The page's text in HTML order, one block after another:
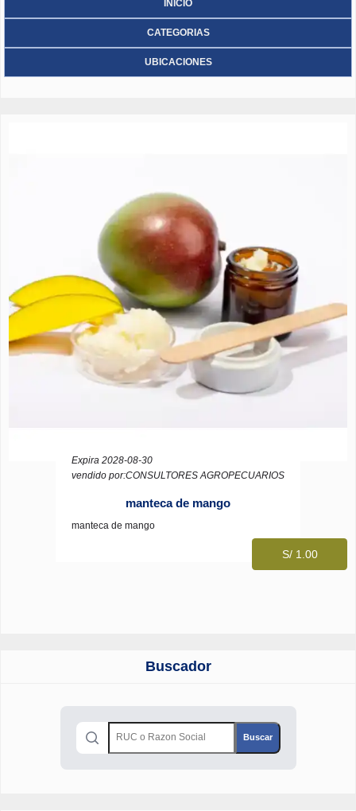
INICIO
CATEGORIAS
UBICACIONES
Expira 2028-08-30
vendido por:CONSULTORES AGROPECUARIOS
manteca de mango
manteca de mango
S/ 1.00
Buscador